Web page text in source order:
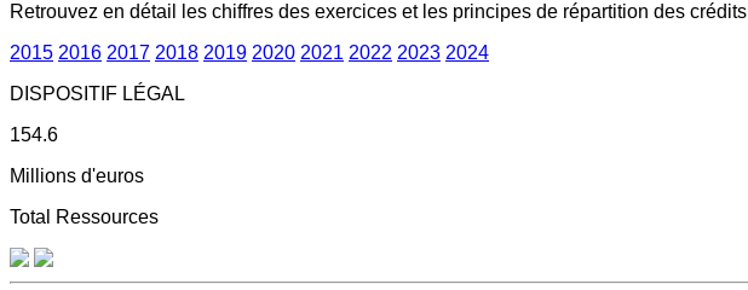
Retrouvez en détail les chiffres des exercices et les principes de répartition des crédits
2015 2016 2017 2018 2019 2020 2021 2022 2023 2024
DISPOSITIF LÉGAL
154.6
Millions d'euros
Total Ressources